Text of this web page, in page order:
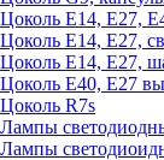
Цоколь Е14, Е27,
Цоколь Е14, Е27,
Цоколь Е14, Е27,
Цоколь Е40, Е27
Цоколь R7s
Лампы
Лампы